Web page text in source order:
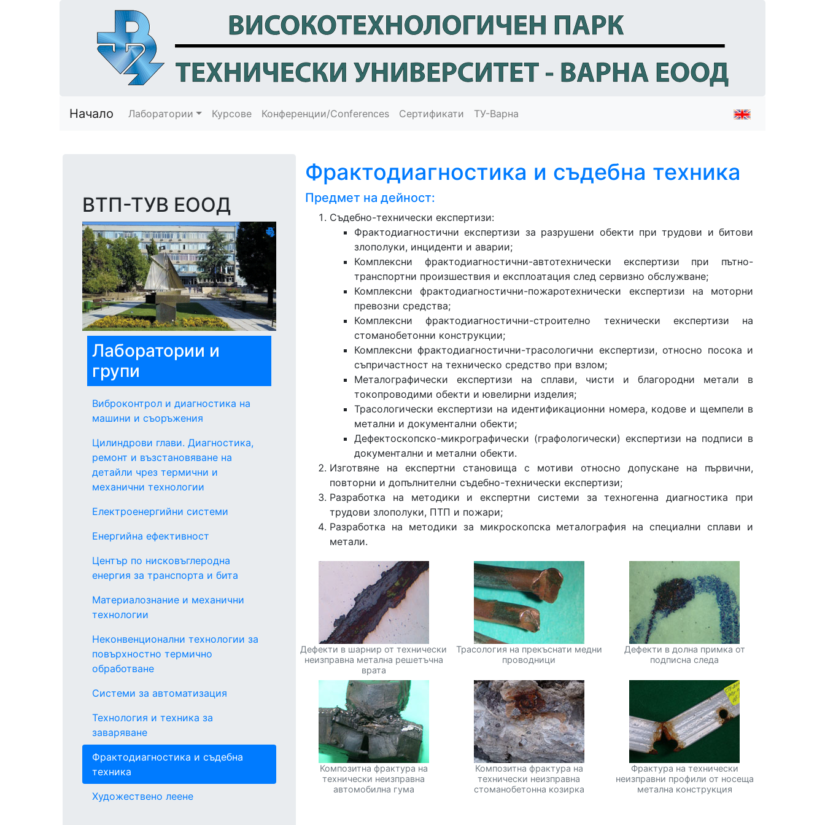
Начало Лаборатории Курсове Конференции/Conferences Сертификати ТУ-Варна
ВТП-ТУВ ЕООД
Лаборатории и
групи
Виброконтрол и диагностика на
машини и съоръжения
Цилиндрови глави. Диагностика,
ремонт и възстановяване на
детайли чрез термични и
механични технологии
Електроенергийни системи
Енергийна ефективност
Център по нисковъглеродна
енергия за транспорта и бита
Материалознание и механични
технологии
Неконвенционални технологии за
повърхностно термично
обработване
Системи за автоматизация
Технология и техника за
заваряване
Фрактодиагностика и съдебна
техника
Художествено леене
Фрактодиагностика и съдебна техника
Предмет на дейност:
Съдебно-технически експертизи:
Фрактодиагностични експертизи за разрушени обекти при трудови и битови
злополуки, инциденти и аварии;
Комплексни фрактодиагностични-автотехнически експертизи при пътно-
транспортни произшествия и експлоатация след сервизно обслужване;
Комплексни фрактодиагностични-пожаротехнически експертизи на моторни
превозни средства;
Комплексни фрактодиагностични-строително технически експертизи на
стоманобетонни конструкции;
Комплексни фрактодиагностични-трасологични експертизи, относно посока и
съпричастност на техническо средство при взлом;
Металографически експертизи на сплави, чисти и благородни метали в
токопроводими обекти и ювелирни изделия;
Трасологически експертизи на идентификационни номера, кодове и щемпели в
метални и документални обекти;
Дефектоскопско-микрографически (графологически) експертизи на подписи в
документални и метални обекти.
Изготвяне на експертни становища с мотиви относно допускане на първични,
повторни и допълнителни съдебно-технически експертизи;
Разработка на методики и експертни системи за техногенна диагностика при
трудови злополуки, ПТП и пожари;
Разработка на методики за микроскопска металография на специални сплави и
метали.
Дефекти в шарнир от технически
неизправна метална решетъчна
врата
Трасология на прекъснати медни
проводници
Дефекти в долна примка от
подписна следа
Композитна фрактура на
технически неизправна
автомобилна гума
Композитна фрактура на
технически неизправна
стоманобетонна козирка
Фрактура на технически
неизправни профили от носеща
метална конструкция